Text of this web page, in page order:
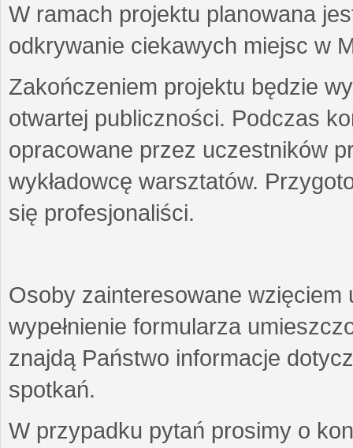
W ramach projektu planowana
odkrywanie ciekawych miejsc w
Zakończeniem projektu będzie
otwartej publiczności. Podczas
opracowane przez uczestników
wykładowcę warsztatów.
się profesjonaliści.
Osoby zainteresowane wzięciem
wypełnienie formularza
znajdą Państwo informacje
spotkań.
W przypadku pytań prosimy o